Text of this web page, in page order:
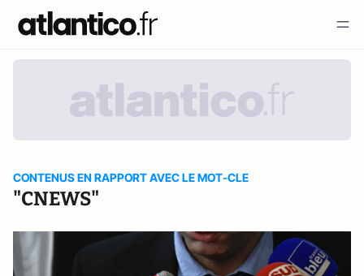
CONTENUS EN RAPPORT AVEC LE MOT-CLE
"CNEWS"